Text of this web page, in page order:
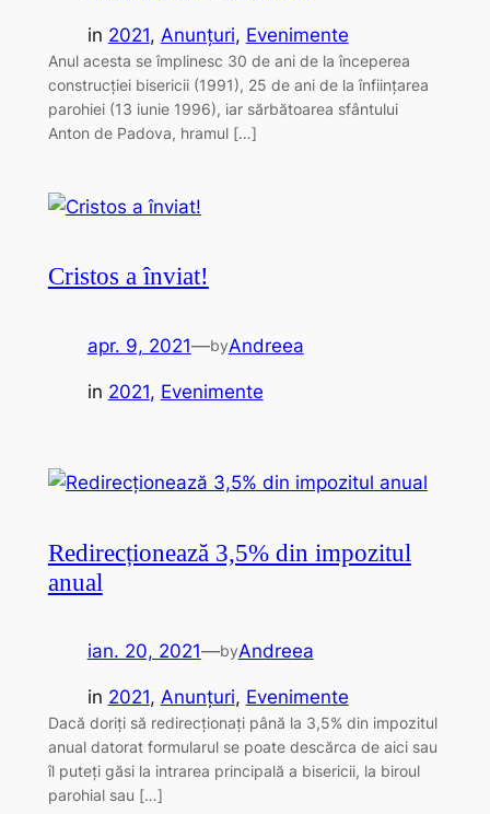
in 2021, Anunțuri, Evenimente
Anul acesta se împlinesc 30 de ani de la începerea
construcției bisericii (1991), 25 de ani de la înființarea
parohiei (13 iunie 1996), iar sărbătoarea sfântului
Anton de Padova, hramul […]
Cristos a înviat!
apr. 9, 2021—byAndreea
in 2021, Evenimente
Redirecționează 3,5% din impozitul
anual
ian. 20, 2021—byAndreea
in 2021, Anunțuri, Evenimente
Dacă doriți să redirecționați până la 3,5% din impozitul
anual datorat formularul se poate descărca de aici sau
îl puteți găsi la intrarea principală a bisericii, la biroul
parohial sau […]